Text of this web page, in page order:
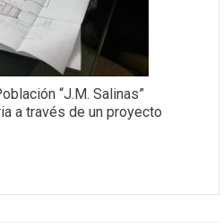
“J.M. Salinas”
a través de un proyecto